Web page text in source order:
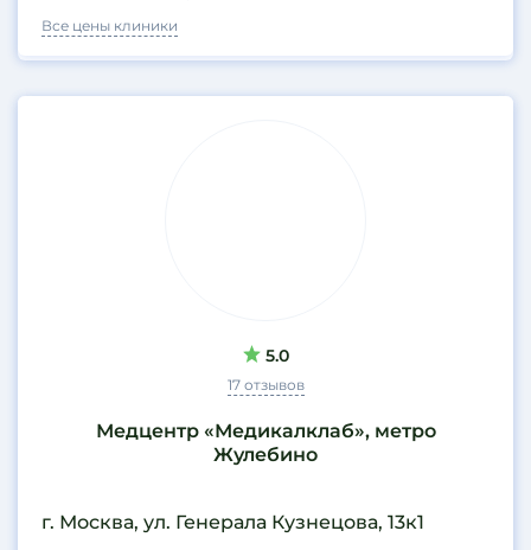
Все цены клиники
5.0
17 отзывов
Медцентр «Медикалклаб», метро
Жулебино
г. Москва, ул. Генерала Кузнецова, 13к1